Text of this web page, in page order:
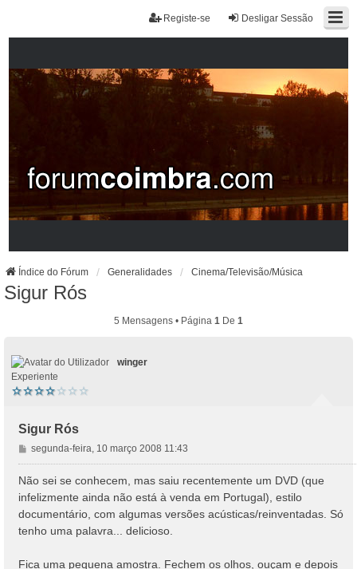
Desligar Sessão
Registe-se
Índice do Fórum Generalidades Cinema/Televisão/Música
Sigur Rós
5 Mensagens • Página 1 De 1
winger
Experiente
Sigur Rós
M
e
n
a
g
e
segunda-feira, 10 março 2008 11:43
Não sei se conhecem, mas saiu recentemente um DVD (que
infelizmente ainda não está à venda em Portugal), estilo
documentário, com algumas versões acústicas/reinventadas. Só
tenho uma palavra... delicioso.
Fica uma pequena amostra. Fechem os olhos, ouçam e depois